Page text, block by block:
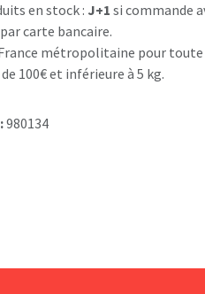
en stock : J+1 si commande
carte bancaire.
métropolitaine pour toute
100€ et inférieure à 5 kg.
980134